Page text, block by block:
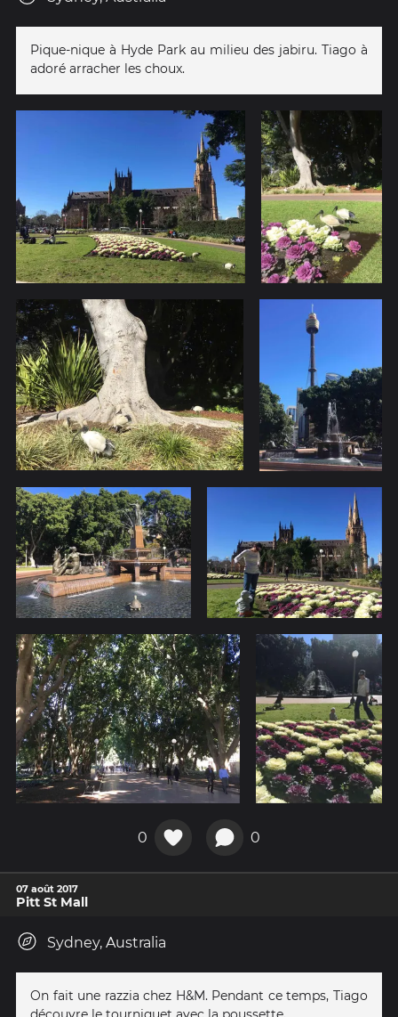
Pique-nique à Hyde Park au milieu des jabiru. Tiago à
adoré arracher les choux.
0 0
07 août 2017
Pitt St Mall
Sydney, Australia
On fait une razzia chez H&M. Pendant ce temps, Tiago